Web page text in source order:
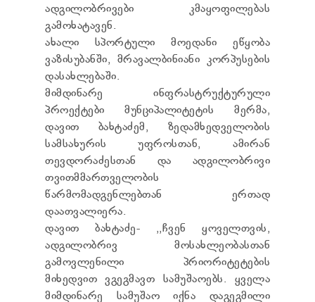
ადგილობრივები კმაყოფილებას
გამოხატავენ.
ახალი სპორტული მოედანი ეწყობა
ვაზისუბანში, მრავალბინიანი კორპუსების
დასახლებაში.
მიმდინარე ინფრასტრუქტურული
პროექტები მუნციპალიტეტის მერმა,
დავით ბახტაძემ, ზედამხედველობის
სამსახურის უფროსთან, ამირან
თევდორაძესთან და ადგილობრივი
თვითმმართველობის
წარმომადგენლებთან ერთად
დაათვალიერა.
დავით ბახტაძე- ,,ჩვენ ყოველთვის,
ადგილობრივ მოსახლეობასთან
გამოვლენილი პრიორიტეტების
მიხედვით ვგეგმავთ სამუშაოებს. ყველა
მიმდინარე სამუშაო იქნა დაგეგმილი